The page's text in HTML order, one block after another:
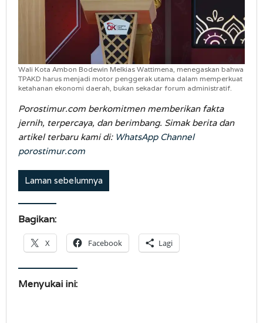
Wali Kota Ambon Bodewin Melkias Wattimena, menegaskan bahwa
TPAKD harus menjadi motor penggerak utama dalam memperkuat
ketahanan ekonomi daerah, bukan sekadar forum administratif.
Porostimur.com berkomitmen memberikan fakta
jernih, terpercaya, dan berimbang. Simak berita dan
artikel terbaru kami di: WhatsApp Channel
porostimur.com
Laman sebelumnya
Bagikan:
X Facebook Lagi
Menyukai ini: